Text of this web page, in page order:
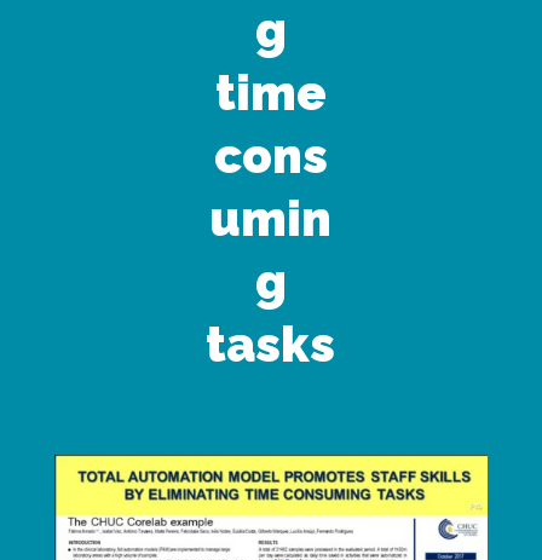
g
time
cons
umin
g
tasks